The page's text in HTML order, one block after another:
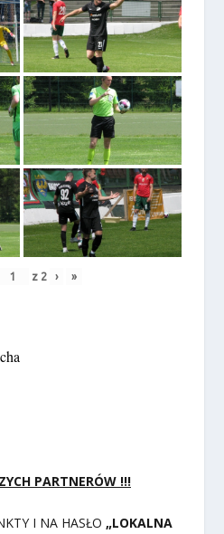
z 2 › »
PARTNERÓW !!!
I NA HASŁO „LOKALNA